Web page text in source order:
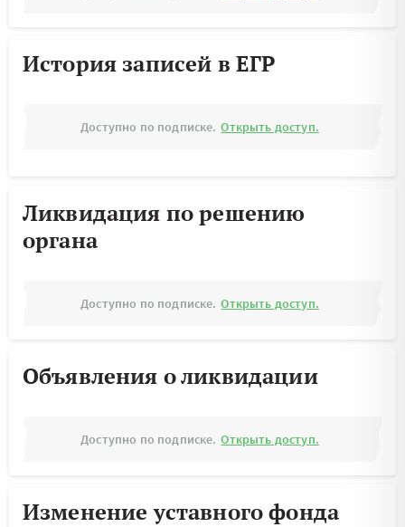
История записей в ЕГР
Доступно по подписке. Открыть доступ.
Ликвидация по решению
органа
Доступно по подписке. Открыть доступ.
Объявления о ликвидации
Доступно по подписке. Открыть доступ.
Изменение уставного фонда